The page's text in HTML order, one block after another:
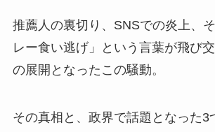
推薦人の裏切り、SNSでの炎上、
レー食い逃げ」という言葉が飛び
の展開となったこの騒動。
その真相と、政界で話題となった3